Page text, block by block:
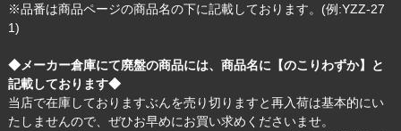
※品番は商品ページの商品名の下に記載しております。(例:YZZ-27
1)
◆メーカー倉庫にて廃盤の商品には、商品名に【のこりわずか】と
記載しております◆
当店で在庫しておりますぶんを売り切りますと再入荷は基本的にい
たしませんので、ぜひお早めにお買い求めくださいませ。